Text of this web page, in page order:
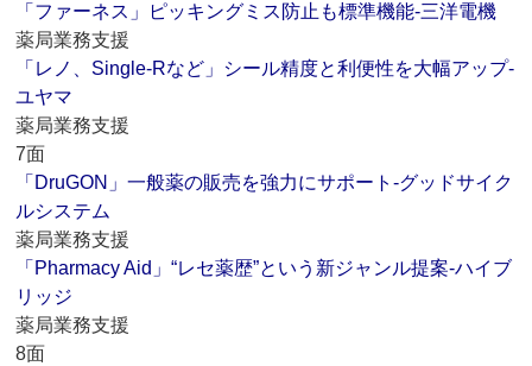
「ファーネス」ピッキングミス防止も標準機能‐三洋電機
薬局業務支援
「レノ、Single-Rなど」シール精度と利便性を大幅アップ‐
ユヤマ
薬局業務支援
7面
「DruGON」一般薬の販売を強力にサポート‐グッドサイク
ルシステム
薬局業務支援
「Pharmacy Aid」“レセ薬歴”という新ジャンル提案‐ハイブ
リッジ
薬局業務支援
8面